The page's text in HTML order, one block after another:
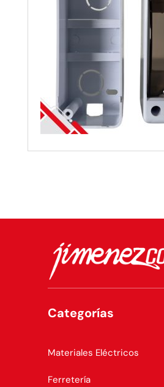
Categorías
Materiales Eléctricos
Ferretería